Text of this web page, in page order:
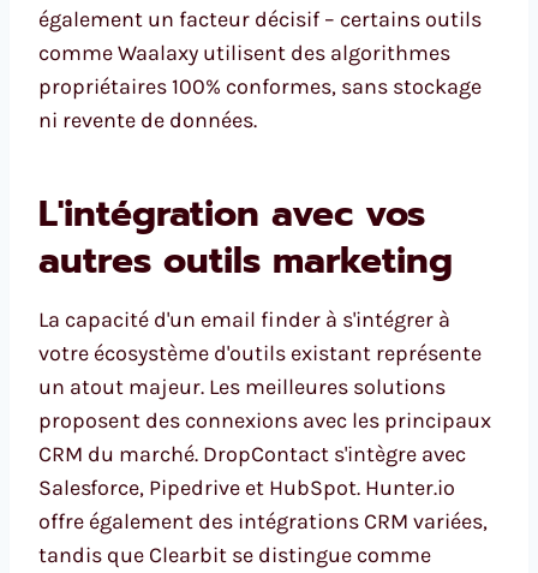
également un facteur décisif – certains outils
comme Waalaxy utilisent des algorithmes
propriétaires 100% conformes, sans stockage
ni revente de données.
L'intégration avec vos
autres outils marketing
La capacité d'un email finder à s'intégrer à
votre écosystème d'outils existant représente
un atout majeur. Les meilleures solutions
proposent des connexions avec les principaux
CRM du marché. DropContact s'intègre avec
Salesforce, Pipedrive et HubSpot. Hunter.io
offre également des intégrations CRM variées,
tandis que Clearbit se distingue comme